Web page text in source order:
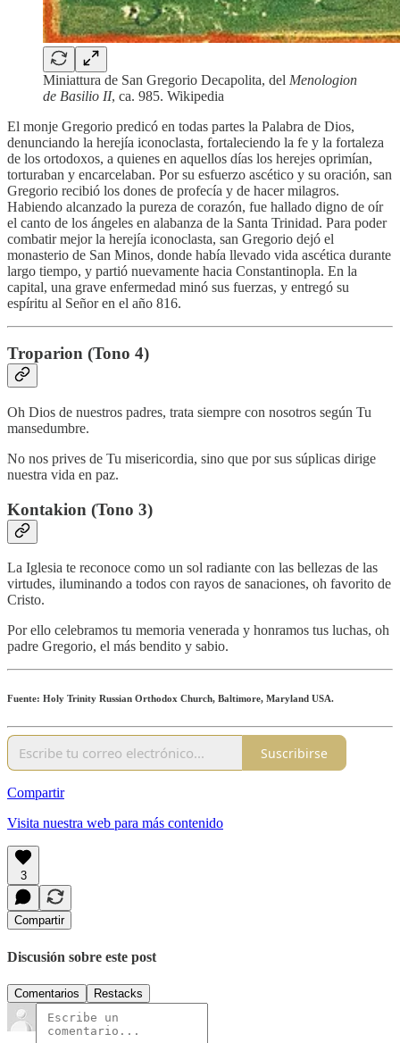
Miniattura de San Gregorio Decapolita, del Menologion
de Basilio II, ca. 985. Wikipedia
El monje Gregorio predicó en todas partes la Palabra de Dios,
denunciando la herejía iconoclasta, fortaleciendo la fe y la fortaleza
de los ortodoxos, a quienes en aquellos días los herejes oprimían,
torturaban y encarcelaban. Por su esfuerzo ascético y su oración, san
Gregorio recibió los dones de profecía y de hacer milagros.
Habiendo alcanzado la pureza de corazón, fue hallado digno de oír
el canto de los ángeles en alabanza de la Santa Trinidad. Para poder
combatir mejor la herejía iconoclasta, san Gregorio dejó el
monasterio de San Minos, donde había llevado vida ascética durante
largo tiempo, y partió nuevamente hacia Constantinopla. En la
capital, una grave enfermedad minó sus fuerzas, y entregó su
espíritu al Señor en el año 816.
Troparion (Tono 4)
Oh Dios de nuestros padres, trata siempre con nosotros según Tu
mansedumbre.
No nos prives de Tu misericordia, sino que por sus súplicas dirige
nuestra vida en paz.
Kontakion (Tono 3)
La Iglesia te reconoce como un sol radiante con las bellezas de las
virtudes, iluminando a todos con rayos de sanaciones, oh favorito de
Cristo.
Por ello celebramos tu memoria venerada y honramos tus luchas, oh
padre Gregorio, el más bendito y sabio.
Fuente: Holy Trinity Russian Orthodox Church, Baltimore, Maryland USA.
Suscribirse
Compartir
Visita nuestra web para más contenido
3
Compartir
Discusión sobre este post
Comentarios Restacks